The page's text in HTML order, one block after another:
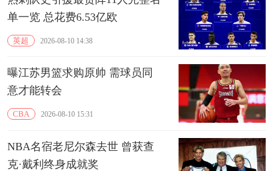
单一览 总花费6.53亿欧
英超 2026-08-10 14:38
曝江苏男篮求购原帅 需球员同
意才能转会
CBA 2026-08-10 15:31
NBA名宿老尼尔森去世 曾获查
克·戴利终身成就奖